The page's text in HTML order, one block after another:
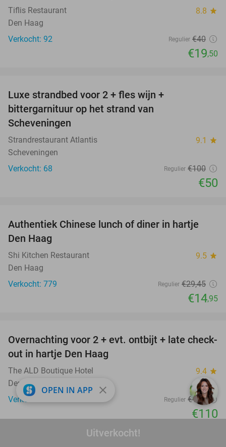
Uitverkocht!
Tiflis Restaurant 8.8 star
Den Haag
Verkocht: 92
Regulier €40
€19,50
Luxe strandbed voor 2 + fles wijn +
bittergarnituur op het strand van
Scheveningen
Strandrestaurant Atlantis 9.1 star
Scheveningen
Verkocht: 68
Regulier €100
€50
49%
Authentiek Chinese lunch of diner in hartje
Den Haag
Shi Kitchen Restaurant 9.5 star
Den Haag
Verkocht: 779
Regulier €29,45
€14,95
30%
Overnachting voor 2 + evt. ontbijt + late check-
out in hartje Den Haag
The ALD Boutique Hotel 9.4 star
Den Haag
Verkocht: 1.233
Regulier €157
€110
Excl. ca. €7,50 p.p.p.n. toeristenbelasting
OPEN IN APP close